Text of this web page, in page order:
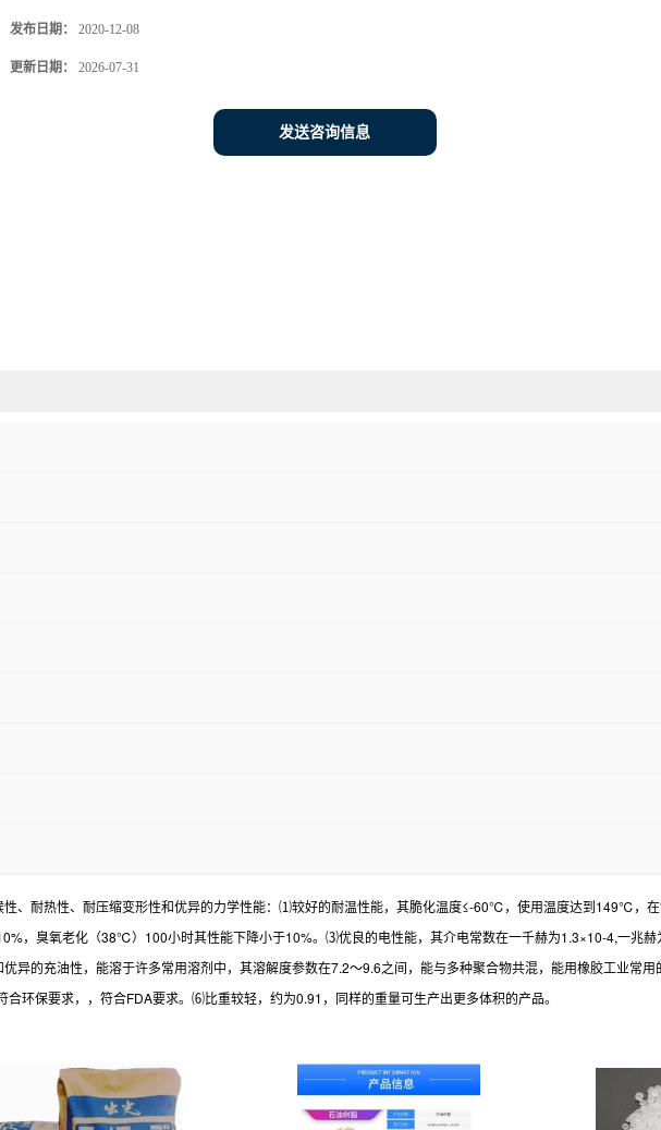
发布日期： 2020-12-08
更新日期： 2026-07-31
发送咨询信息
、耐热性、耐压缩变形性和优异的力学性能：⑴较好的耐温性能，其脆化温度≤-60℃，使用温度达到149℃
，臭氧老化（38℃）100小时其性能下降小于10%。⑶优良的电性能，其介电常数在一千赫为1.3×10-4,一兆
的充油性，能溶于许多常用溶剂中，其溶解度参数在7.2～9.6之间，能与多种聚合物共混，能用橡胶工业常
环保要求，，符合FDA要求。⑹比重较轻，约为0.91，同样的重量可生产出更多体积的产品。